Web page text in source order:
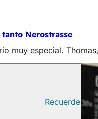
Nerostrasse
muy especial.
Recuerde